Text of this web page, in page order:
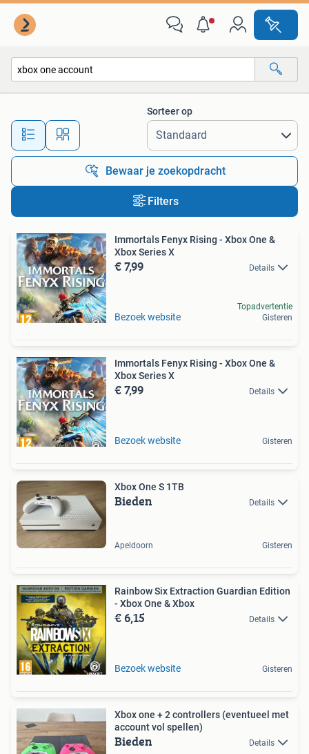
Alle afstanden…
Sorteer op
Bewaar je zoekopdracht
Filters
Immortals Fenyx Rising - Xbox One &
Xbox Series X
€ 7,99 Details
Bezoek website
Topadvertentie
Gisteren
Immortals Fenyx Rising - Xbox One &
Xbox Series X
€ 7,99 Details
Bezoek website Gisteren
Xbox One S 1TB
Bieden Details
Apeldoorn Gisteren
Rainbow Six Extraction Guardian Edition
- Xbox One & Xbox
€ 6,15 Details
Bezoek website Gisteren
Xbox one + 2 controllers (eventueel met
account vol spellen)
Bieden Details